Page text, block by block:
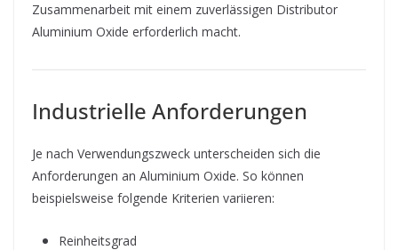
Zusammenarbeit mit einem zuverlässigen Distributor
Aluminium Oxide erforderlich macht.
Industrielle Anforderungen
Je nach Verwendungszweck unterscheiden sich die
Anforderungen an Aluminium Oxide. So können
beispielsweise folgende Kriterien variieren:
Reinheitsgrad